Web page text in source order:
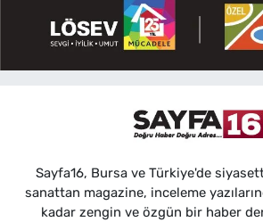
Sayfa16, Bursa ve Türkiye'de
sanattan magazine, inceleme
kadar zengin ve özgün bir haber